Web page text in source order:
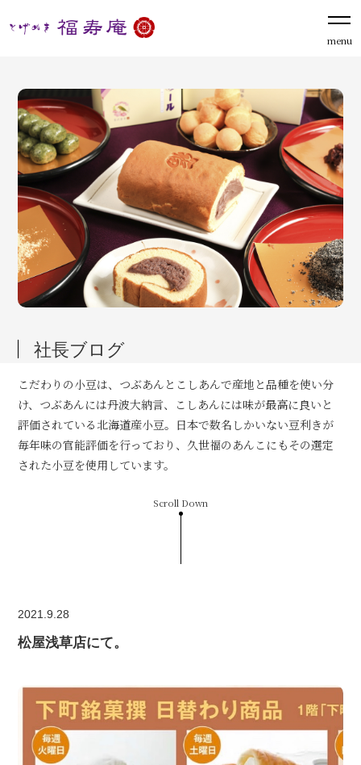
menu
社長ブログ
こだわりの小豆は、つぶあんとこしあんで産地と品種を使い分
け、つぶあんには丹波大納言、こしあんには味が最高に良いと
評価されている北海道産小豆。日本で数名しかいない豆利きが
毎年味の官能評価を行っており、久世福のあんこにもその選定
された小豆を使用しています。
Scroll Down
2021.9.28
松屋浅草店にて。